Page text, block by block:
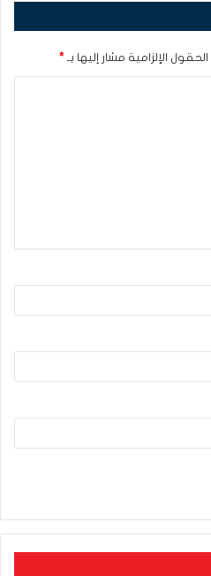
الحقول الإلزامية مشار إليها بـ *